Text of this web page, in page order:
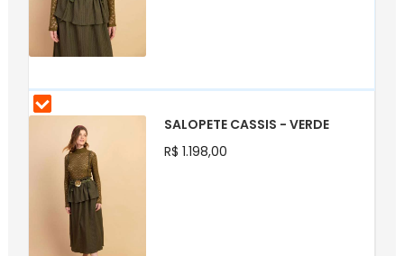
SALOPETE CASSIS - VERDE
R$ 1.198,00